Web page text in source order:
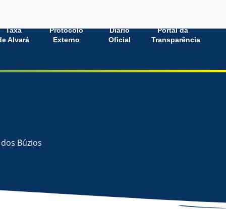
Taxa
Alvará
Protocolo
Externo
Diário
Oficial
Portal da
Transparência
Búzios